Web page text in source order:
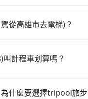
，左營-嘉義一天最
站、現場購票並於月台
計程車，搭上小黃後約
從高雄市去電梯)？
（因為要自己開車），
車，每公里再額外加
計程車划算嗎？
Line Taxi、Yoxi等。依
什麼要選擇tripool旅步